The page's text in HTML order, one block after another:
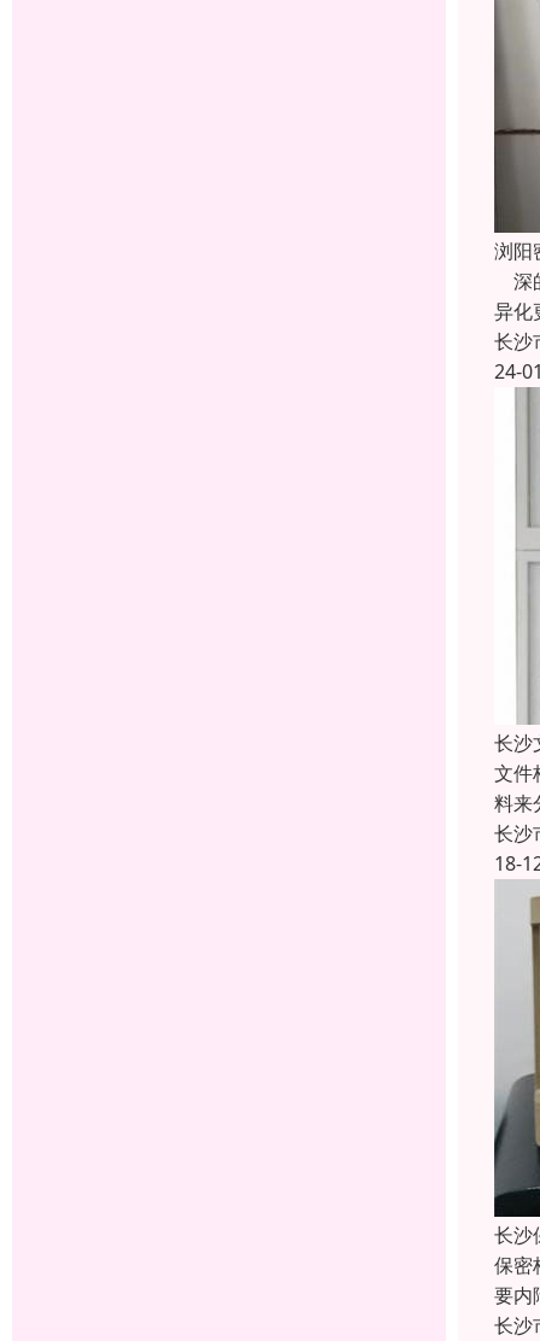
浏阳
深
异化
长沙
24-
长沙
文件
料来
长沙
18-
长沙
保密
要内
长沙